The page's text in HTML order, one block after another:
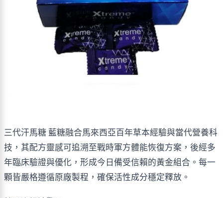
三代汗馬糖 藍糖融合馬來西亞百年草本經驗與當代營養科
技，其配方靈感可追溯至戰時軍方體能恢復方案，後經多
年臨床驗證與優化，形成今日備受信賴的黃金組合。每一
顆皆嚴格遵循原廠製程，確保活性成分穩定釋放。